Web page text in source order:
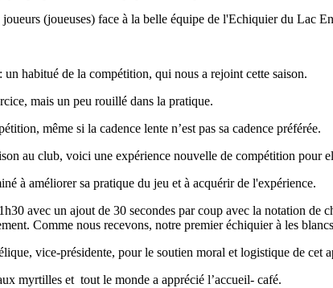
(joueuses) face à la belle équipe de l'Echiquier du Lac
habitué de la compétition, qui nous a rejoint cette saison.
mais un peu rouillé dans la pratique.
même si la cadence lente n’est pas sa cadence préférée.
au club, voici une expérience nouvelle de compétition pour
à améliorer sa pratique du jeu et à acquérir de l'expérience.
avec un ajout de 30 secondes par coup avec la notation de
Comme nous recevons, notre premier échiquier à les
vice-présidente, pour le soutien moral et logistique de cet
myrtilles et tout le monde a apprécié l’accueil- café.